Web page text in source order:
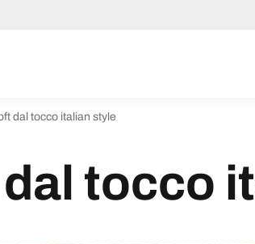
dal tocco italian style
tocco